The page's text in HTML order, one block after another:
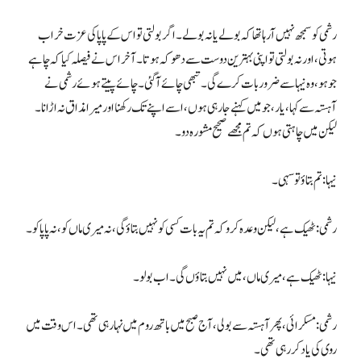
رشمی کو سمجھ نہیں آرہا تھا کہ بولے یا نہ بولے۔ اگر بولتی تو اس کے پاپا کی عزت خراب
ہوتی، اور نہ بولتی تو اپنی بہترین دوست سے دھوکہ ہوتا۔ آخر اس نے فیصلہ کیا کہ چاہے
جو ہو، وہ نیہا سے ضرور بات کرے گی۔ تبھی چائے آگئی۔ چائے پیتے ہوئے رشمی نے
آہستہ سے کہا، یار، جو میں کہنے جا رہی ہوں، اسے اپنے تک رکھنا اور میرا مذاق نہ اڑانا۔
لیکن میں چاہتی ہوں کہ تم مجھے صحیح مشورہ دو۔
نیہا: تم بتاؤ تو سہی۔
رشمی: ٹھیک ہے، لیکن وعدہ کرو کہ تم یہ بات کسی کو نہیں بتاؤ گی، نہ میری ماں کو، نہ پاپا کو۔
نیہا: ٹھیک ہے، میری ماں، میں نہیں بتاؤں گی۔ اب بولو۔
رشمی: مسکرائی، پھر آہستہ سے بولی، آج صبح میں باتھ روم میں نہا رہی تھی۔ اس وقت میں
روی کی یاد کر رہی تھی۔